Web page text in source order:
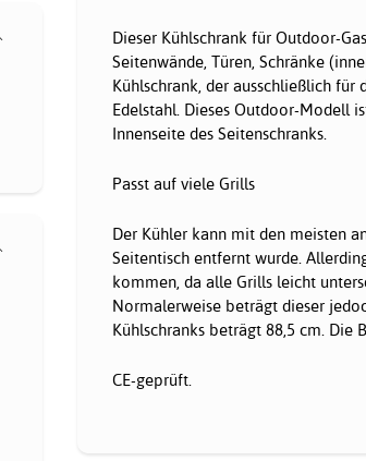
Dieser Kühlschrank für Outdoor-
Seitenwände, Türen, Schränke
Kühlschrank, der ausschließlich
Edelstahl. Dieses Outdoor-Modell
Innenseite des Seitenschranks.
Passt auf viele Grills
Der Kühler kann mit den meisten
Seitentisch entfernt wurde.
kommen, da alle Grills leicht
Normalerweise beträgt dieser
Kühlschranks beträgt 88,5 cm. Die
CE-geprüft.